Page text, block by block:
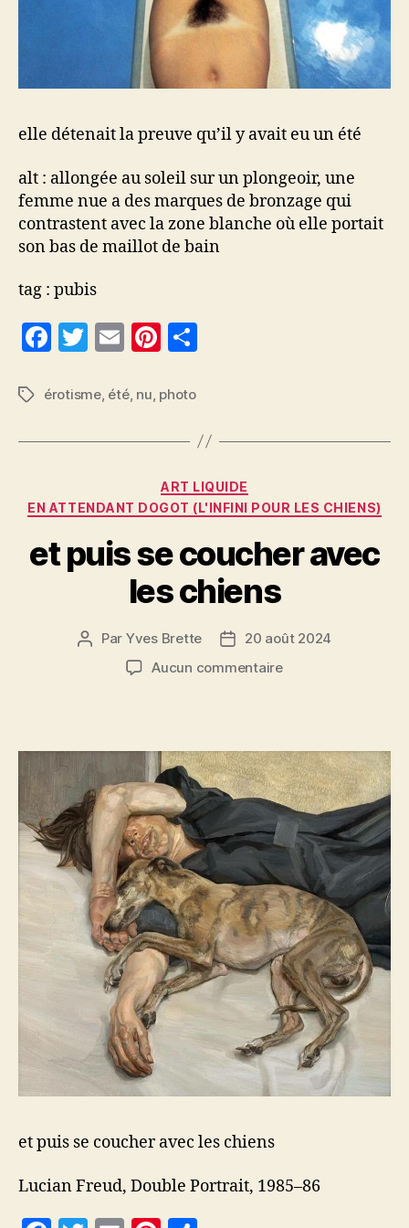
elle détenait la preuve qu’il y avait eu un été
alt : allongée au soleil sur un plongeoir, une
femme nue a des marques de bronzage qui
contrastent avec la zone blanche où elle portait
son bas de maillot de bain
tag : pubis
F
c
b
o
k
T
itt
E
ai
Pi
er
t
a
g
er
Étiquettes
érotisme, été, nu photo
Catégories
ART LIQUIDE
EN ATTENDANT DOGOT (L'INFINI POUR LES CHIENS)
et puis se coucher avec
les chiens
Auteur
l’article
Par Yves Brette
Date20 août 2024
Aucun commentairesur
avec
les
chiens
et puis se coucher avec les chiens
Lucian Freud, Double Portrait, 1985–86